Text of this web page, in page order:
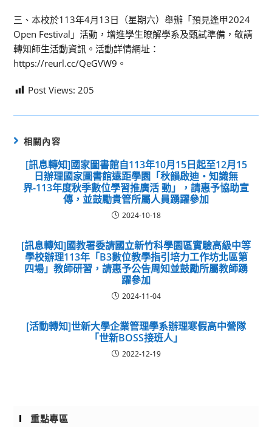
三、本校於113年4月13日（星期六）舉辦「預見逢甲2024
Open Festival」活動，增進學生瞭解學系及甄試準備，敬請
轉知師生活動資訊。活動詳情網址：
https://reurl.cc/QeGVW9。
Post Views: 205
相關內容
[訊息轉知]國家圖書館自113年10月15日起至12月15
日辦理國家圖書館遠距學園「秋韻啟迪‧知識無
界-113年度秋季數位學習推廣活 動」，請惠予協助宣
傳，並鼓勵貴管所屬人員踴躍參加
2024-10-18
[訊息轉知]國教署委請國立新竹科學園區實驗高級中等
學校辦理113年「B3數位教學指引培力工作坊北區第
四場」教師研習，請惠予公告周知並鼓勵所屬教師踴
躍參加
2024-11-04
[活動轉知]世新大學企業管理學系辦理寒假高中營隊
「世新BOSS接班人」
2022-12-19
重點專區